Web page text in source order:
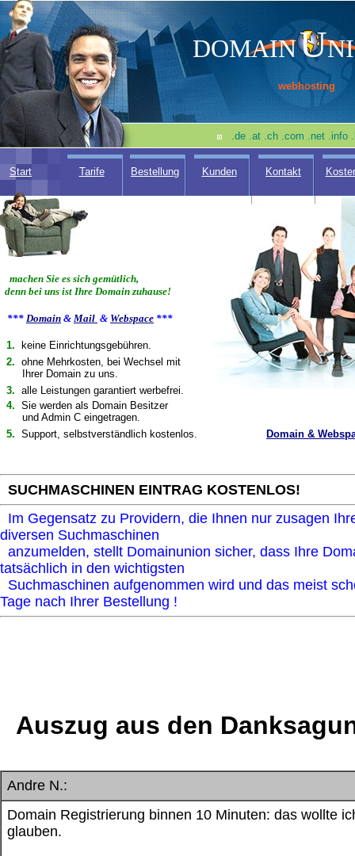
DOMAINU
webhosting
.de .at .ch .com .net
Start Tarife Bestellung Kunden Kontakt
machen Sie es sich gemütlich,
denn bei uns ist Ihre Domain zuhause!
*** Domain & Mail & Webspace ***
1. keine Einrichtungsgebühren.
2. ohne Mehrkosten, bei Wechsel mit
Ihrer Domain zu uns.
3. alle Leistungen garantiert werbefrei.
4. Sie werden als Domain Besitzer
und Admin C eingetragen.
5. Support, selbstverständlich kostenlos. Domain &
SUCHMASCHINEN EINTRAG KOSTENLOS!
Im Gegensatz zu Providern, die Ihnen nur zusagen
diversen Suchmaschinen
anzumelden, stellt Domainunion sicher, dass Ihre
tatsächlich in den wichtigsten
Suchmaschinen aufgenommen wird und das meist
Tage nach Ihrer Bestellung !
Auszug aus den
Andre N.:
Domain Registrierung binnen 10 Minuten: das wollte
glauben.